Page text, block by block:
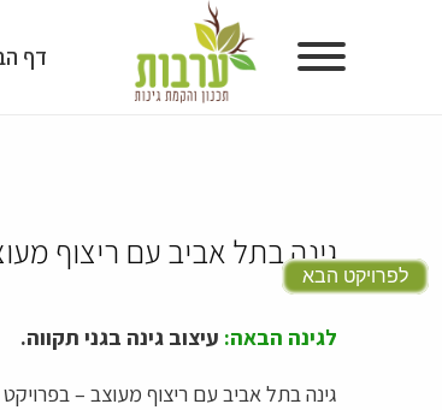
גלריית גינות
דף
לפרויקט הבא
גינה בתל אביב עם ריצוף
לגינה הבאה: עיצוב גינה בגני תקווה.
גינה בתל אביב עם ריצוף מעוצב –